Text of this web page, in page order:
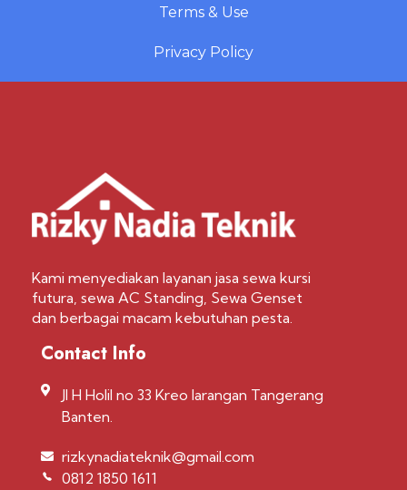
Terms & Use
Privacy Policy
Kami menyediakan layanan jasa sewa kursi
futura, sewa AC Standing, Sewa Genset
dan berbagai macam kebutuhan pesta.
Contact Info
Jl H Holil no 33 Kreo larangan Tangerang
Banten.
rizkynadiateknik@gmail.com
0812 1850 1611